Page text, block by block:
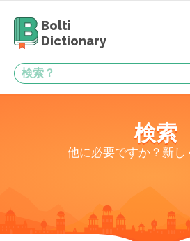
Bolti
Dictionary
検索
他に必要ですか？新し